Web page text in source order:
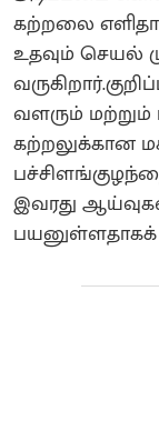
கற்றலை
உதவும் செயல்
வளரும் மற்றும்
கற்றலுக்கான
இவரது
பயனுள்ளதாகக்